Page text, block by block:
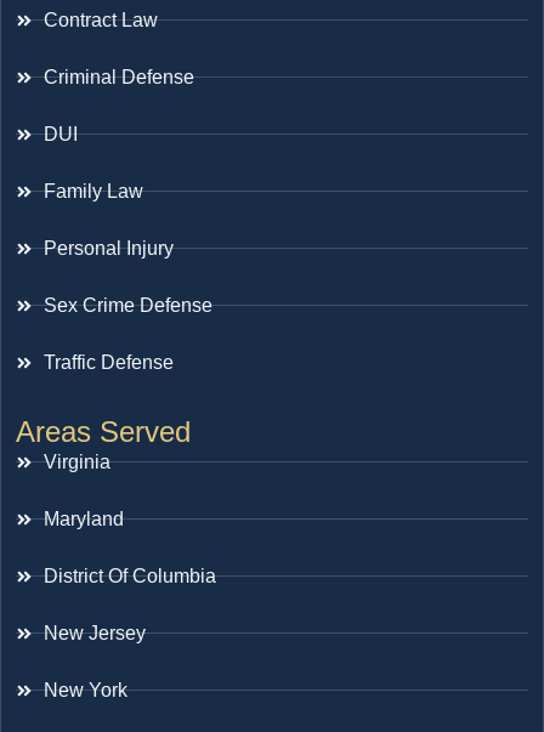
Contract Law
Criminal Defense
DUI
Family Law
Personal Injury
Sex Crime Defense
Traffic Defense
Areas Served
Virginia
Maryland
District Of Columbia
New Jersey
New York